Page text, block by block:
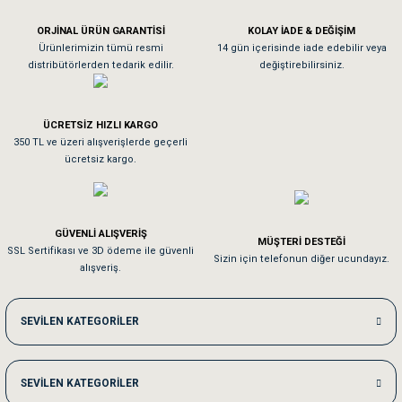
As**** Tu******
Tavşanım kafesinin kalitesine ve paketlemesine bayıldım
Sa**** On******
Kedilerim beğeniyorlar. Memnunuz. Uygun fiyatta olması iyi.
Me***** Ya******
Akşam verdiğim sipariş bir sonraki gün elime ulaştı. Jack russell köpeğim
Ka***** Ar******
ORJİNAL ÜRÜN GARANTİSİ
Ürünlerimizin tümü resmi
distribütörlerden tedarik edilir.
KOLAY İADE & DEĞİŞİM
14 gün içerisinde iade edebilir veya
değiştirebilirsiniz.
ÜCRETSİZ HIZLI KARGO
350 TL ve üzeri alışverişlerde geçerli
ücretsiz kargo.
GÜVENLİ ALIŞVERİŞ
SSL Sertifikası ve 3D ödeme ile güvenli
alışveriş.
MÜŞTERİ DESTEĞİ
Sizin için telefonun diğer ucundayız.
SEVİLEN KATEGORİLER
SEVİLEN KATEGORİLER